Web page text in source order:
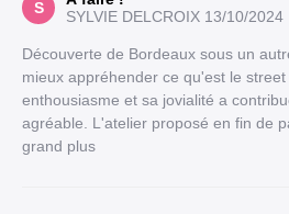
S
SYLVIE DELCROIX 13/10/2024
Découverte de Bordeaux sous un
mieux appréhender ce qu'est le
enthousiasme et sa jovialité a
agréable. L'atelier proposé en fin de
grand plus